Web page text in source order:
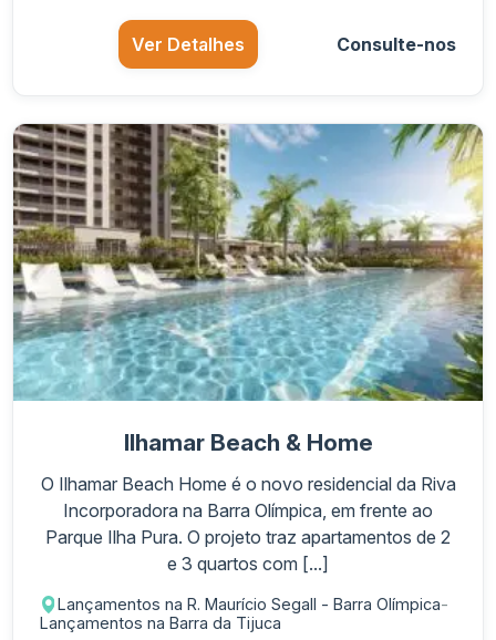
Ver Detalhes Consulte-nos
Ilhamar Beach & Home
O Ilhamar Beach Home é o novo residencial da Riva
Incorporadora na Barra Olímpica, em frente ao
Parque Ilha Pura. O projeto traz apartamentos de 2
e 3 quartos com [...]
Lançamentos na R. Maurício Segall - Barra Olímpica-
Lançamentos na Barra da Tijuca